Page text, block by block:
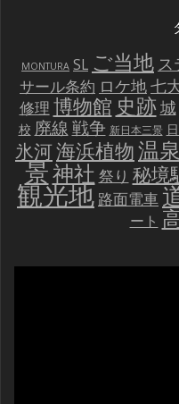
MONTURA SL ご当地 ス
サール条約 ロケ地七
修理 博物館 史跡城
校 廃線戦争 新日本三景
氷河海浜植物温泉
景神社 祭り 秘境
観光地 路面電車
ート